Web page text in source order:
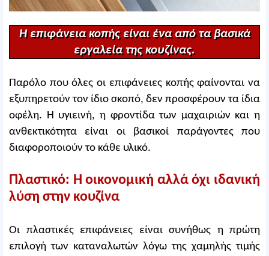
Η επιφάνεια κοπής είναι ένα από τα βασικά
εργαλεία της κουζίνας.
Παρόλο που όλες οι επιφάνειες κοπής φαίνονται να
εξυπηρετούν τον ίδιο σκοπό, δεν προσφέρουν τα ίδια
οφέλη. Η υγιεινή, η φροντίδα των μαχαιριών και η
ανθεκτικότητα είναι οι βασικοί παράγοντες που
διαφοροποιούν το κάθε υλικό.
Πλαστικό: Η οικονομική αλλά όχι ιδανική
λύση στην κουζίνα
Οι πλαστικές επιφάνειες είναι συνήθως η πρώτη
επιλογή των καταναλωτών λόγω της χαμηλής τιμής